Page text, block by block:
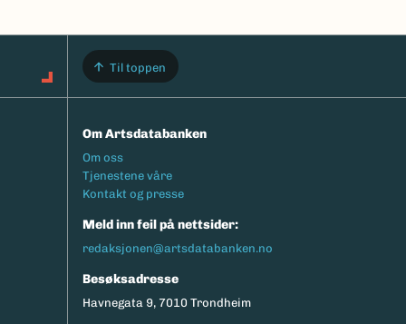
Til toppen
Om Artsdatabanken
Footermeny
Om oss
Tjenestene våre
Kontakt og presse
Meld inn feil på nettsider:
redaksjonen@artsdatabanken.no
Besøksadresse
Havnegata 9, 7010 Trondheim